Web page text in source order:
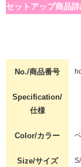
セットアップ商品
No./商品番号
Specification/
仕様
Color/カラー
Size/サイズ